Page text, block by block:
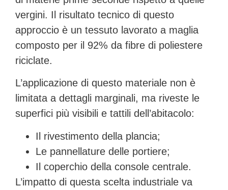
vergini. Il risultato tecnico di questo
approccio è un tessuto lavorato a maglia
composto per il 92% da fibre di poliestere
riciclate.
L’applicazione di questo materiale non è
limitata a dettagli marginali, ma riveste le
superfici più visibili e tattili dell’abitacolo:
Il rivestimento della plancia;
Le pannellature delle portiere;
Il coperchio della console centrale.
L’impatto di questa scelta industriale va